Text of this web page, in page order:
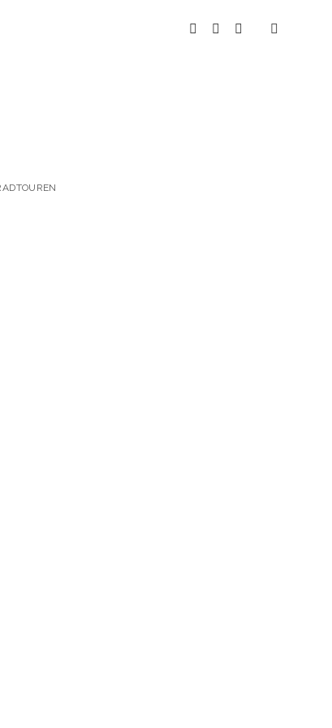
instagram
youtubespotify